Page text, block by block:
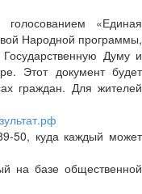
«Единая
Народной программы,
Думу и
Этот документ будет
граждан. Для жителей
50, куда каждый может
на базе общественной